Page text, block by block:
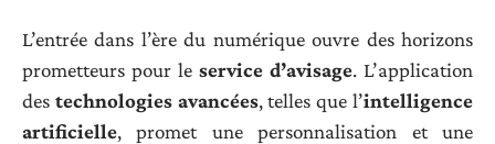
L’entrée dans l’ère du numérique ouvre des horizons
prometteurs pour le service d’avisage. L’application
des technologies avancées, telles que l’intelligence
artificielle, promet une personnalisation et une